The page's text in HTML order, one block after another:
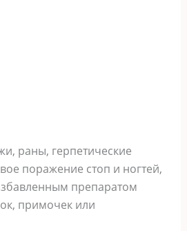
раны, герпетические
поражение стоп и ногтей,
препаратом
примочек или